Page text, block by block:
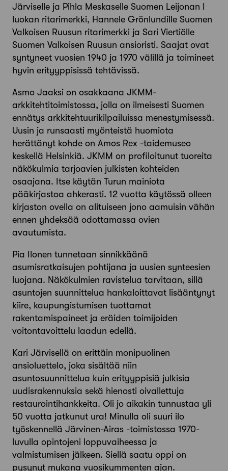
Järviselle ja Pihla Meskaselle Suomen Leijonan I
luokan ritarimerkki, Hannele Grönlundille Suomen
Valkoisen Ruusun ritarimerkki ja Sari Viertiölle
Suomen Valkoisen Ruusun ansioristi. Saajat ovat
syntyneet vuosien 1940 ja 1970 välillä ja toimineet
hyvin erityyppisissä tehtävissä.
Asmo Jaaksi on osakkaana JKMM-
arkkitehtitoimistossa, jolla on ilmeisesti Suomen
ennätys arkkitehtuurikilpailuissa menestymisessä.
Uusin ja runsaasti myönteistä huomiota
herättänyt kohde on Amos Rex -taidemuseo
keskellä Helsinkiä. JKMM on profiloitunut tuoreita
näkökulmia tarjoavien julkisten kohteiden
osaajana. Itse käytän Turun mainiota
pääkirjastoa ahkerasti. 12 vuotta käytössä olleen
kirjaston ovella on alituiseen jono aamuisin vähän
ennen yhdeksää odottamassa ovien
avautumista.
Pia Ilonen tunnetaan sinnikkäänä
asumisratkaisujen pohtijana ja uusien synteesien
luojana. Näkökulmien ravistelua tarvitaan, sillä
asuntojen suunnittelua hankaloittavat lisääntynyt
kiire, kaupungistumisen tuottamat
rakentamispaineet ja eräiden toimijoiden
voitontavoittelu laadun edellä.
Kari Järvisellä on erittäin monipuolinen
ansioluettelo, joka sisältää niin
asuntosuunnittelua kuin erityyppisiä julkisia
uudisrakennuksia sekä hienosti oivallettuja
restaurointihankkeita. Oli jo aikakin tunnustaa yli
50 vuotta jatkunut ura! Minulla oli suuri ilo
työskennellä Järvinen-Airas -toimistossa 1970-
luvulla opintojeni loppuvaiheessa ja
valmistumisen jälkeen. Siellä saatu oppi on
pysynyt mukana vuosikymmenten ajan.